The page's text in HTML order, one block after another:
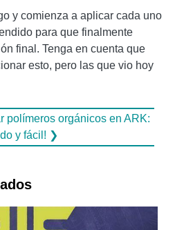
y comienza a aplicar cada uno
para que finalmente
final. Tenga en cuenta que
esto, pero las que vio hoy
polímeros orgánicos en ARK:
y fácil! ❯